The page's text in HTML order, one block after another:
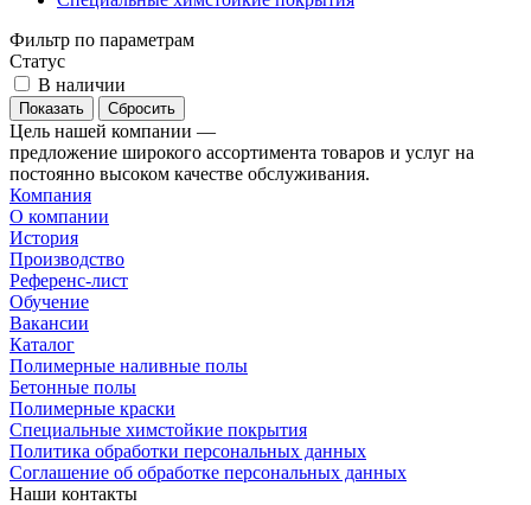
Фильтр по параметрам
Статус
В наличии
Сбросить
Цель нашей компании —
предложение широкого ассортимента товаров и услуг на
постоянно высоком качестве обслуживания.
Компания
О компании
История
Производство
Референс-лист
Обучение
Вакансии
Каталог
Полимерные наливные полы
Бетонные полы
Полимерные краски
Специальные химстойкие покрытия
Политика обработки персональных данных
Cоглашение об обработке персональных данных
Наши контакты